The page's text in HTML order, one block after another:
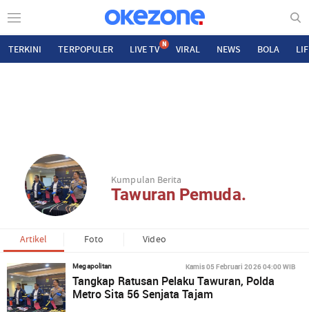
TERKINI TERPOPULER LIVE TV N VIRAL NEWS BOLA
Kumpulan Berita
Tawuran Pemuda.
Artikel Foto Video
Megapolitan Kamis 05 Februari 2026 04:00 WIB
Tangkap Ratusan Pelaku Tawuran, Polda
Metro Sita 56 Senjata Tajam